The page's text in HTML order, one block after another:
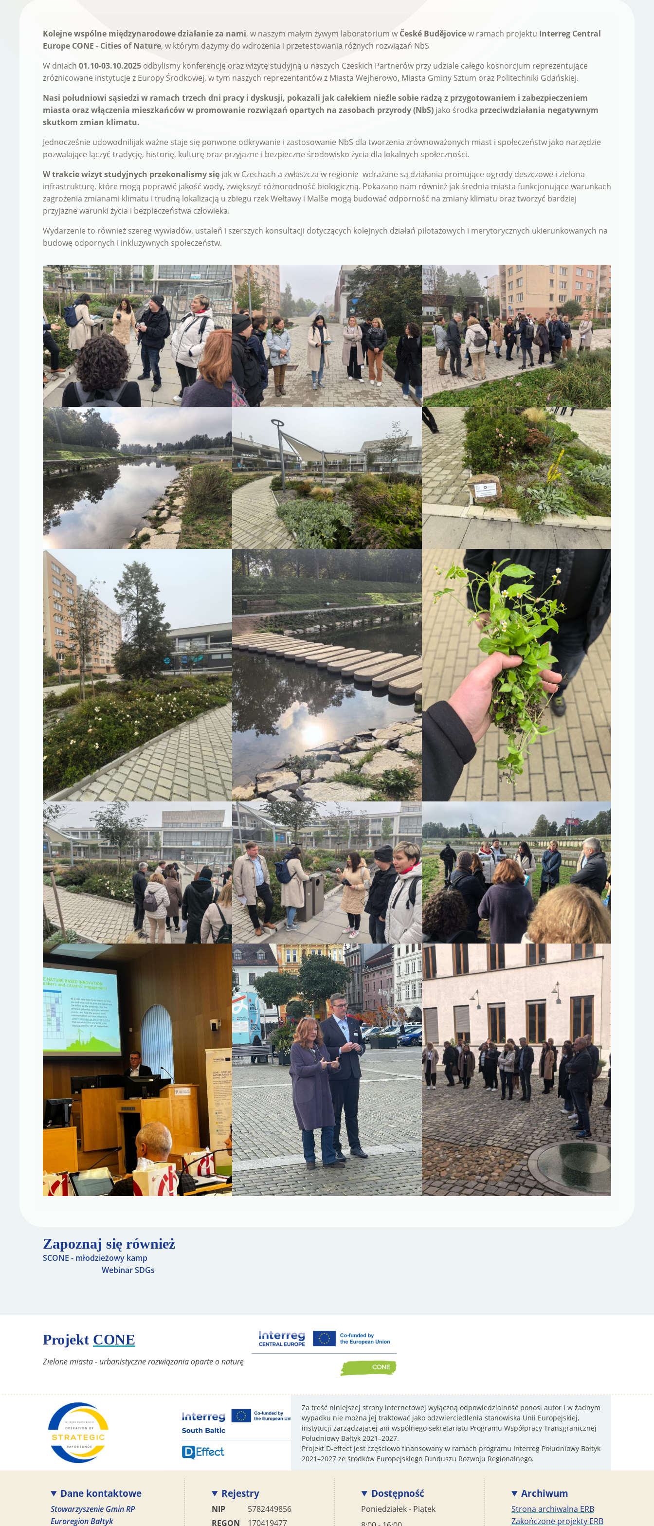
Kolejne wspólne międzynarodowe działanie za nami, w naszym małym żywym laboratorium w České Budějovicew ramach projektu Interreg Central
Europe CONE - Cities of Nature, w którym dążymy do wdrożenia i przetestowania różnych rozwiązań NbS
W dniach 01.10-03.10.2025 odbylismy konferencję oraz wizytę studyjną u naszych Czeskich Partnerów przy udziale całego kosnorcjum reprezentujące
zróznicowane instytucje z Europy Środkowej, w tym naszych reprezentantów z Miasta Wejherowo, Miasta Gminy Sztum oraz Politechniki Gdańskiej.
Nasi południowi sąsiedzi w ramach trzech dni pracy i dyskusji, pokazali jak całekiem nieźle sobie radzą z przygotowaniem i zabezpieczeniem
miasta oraz włączenia mieszkańców w promowanie rozwiązań opartych na zasobach przyrody (NbS) jako środka przeciwdziałania negatywnym
skutkom zmian klimatu.
Jednocześnie udowodnilijak ważne staje się ponwone odkrywanie i zastosowanie NbS dla tworzenia zrównoważonych miast i społeczeństw jako narzędzie
pozwalające lączyć tradycję, historię, kulturę oraz przyjazne i bezpieczne środowisko życia dla lokalnych społeczności.
W trakcie wizyt studyjnych przekonalismy się jak w Czechach a zwłaszcza w regionie wdrażane są działania promujące ogrody deszczowe i zielona
infrastrukturę, które mogą poprawić jakość wody, zwiększyć różnorodność biologiczną. Pokazano nam również jak średnia miasta funkcjonujące warunkach
zagrożenia zmianami klimatu i trudną lokalizacją u zbiegu rzek Wełtawy i Malše mogą budować odporność na zmiany klimatu oraz tworzyć bardziej
przyjazne warunki życia i bezpieczeństwa człowieka.
Wydarzenie to również szereg wywiadów, ustaleń i szerszych konsultacji dotyczących kolejnych działań pilotażowych i merytorycznych ukierunkowanych na
budowę odpornych i inkluzywnych społeczeństw.
Zapoznaj się również
SCONE - młodzieżowy kamp
Webinar SDGs
Projekt CONE
Zielone miasta - urbanistyczne rozwiązania oparte o naturę
Za treść niniejszej strony internetowej wyłączną odpowiedzialność ponosi autor i w żadnym
wypadku nie można jej traktować jako odzwierciedlenia stanowiska Unii Europejskiej,
instytucji zarządzającej ani wspólnego sekretariatu Programu Współpracy Transgranicznej
Południowy Bałtyk 2021–2027.
Projekt D-effect jest częściowo finansowany w ramach programu Interreg Południowy Bałtyk
2021–2027 ze środków Europejskiego Funduszu Rozwoju Regionalnego.
Dane kontaktowe
Stowarzyszenie Gmin RP
Euroregion Bałtyk
Rejestry
NIP
5782449856
REGON
170419477
Dostępność
Poniedziałek - Piątek
Archiwum
Strona archiwalna ERB
Zakończone projekty ERB